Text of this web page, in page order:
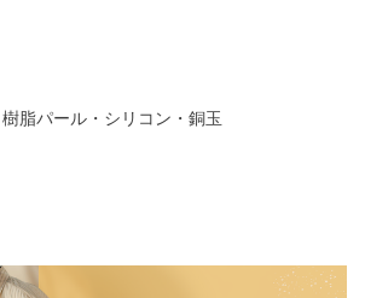
脂パール・シリコン・銅玉